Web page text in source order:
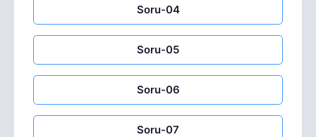
Soru-04
Soru-05
Soru-06
Soru-07